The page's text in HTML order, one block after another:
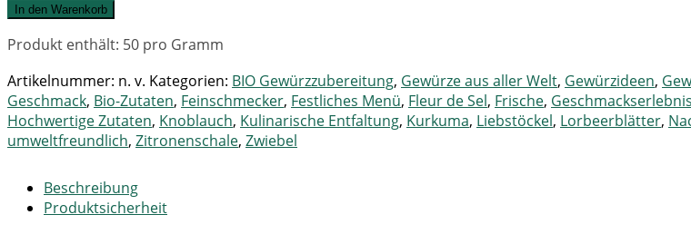
In den Warenkorb
Produkt enthält: 50 pro Gramm
Artikelnummer: n. v. Kategorien: BIO Gewürzzubereitung, Gewürze aus aller Welt, Gewürzideen,
Geschmack, Bio-Zutaten, Feinschmecker, Festliches Menü, Fleur de Sel, Frische, Geschmackserlebnis
Hochwertige Zutaten, Knoblauch, Kulinarische Entfaltung, Kurkuma, Liebstöckel, Lorbeerblätter,
umweltfreundlich, Zitronenschale, Zwiebel
Beschreibung
Produktsicherheit